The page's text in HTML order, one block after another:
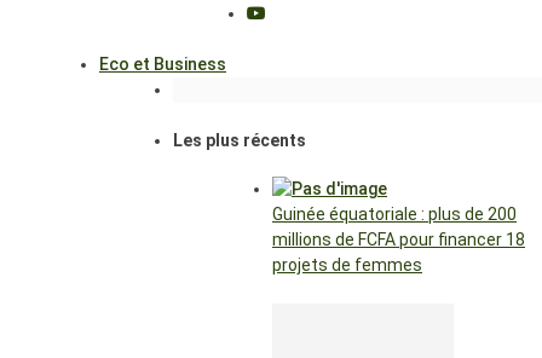
Eco et Business
Les plus récents
Guinée équatoriale : plus de 200
millions de FCFA pour financer 18
projets de femmes